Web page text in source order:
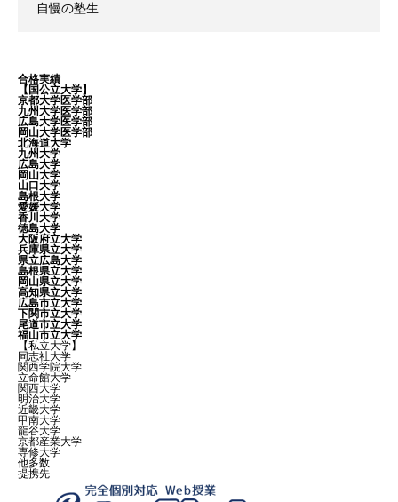
自慢の塾生
合格実績
【国公立大学】
京都大学医学部
九州大学医学部
広島大学医学部
岡山大学医学部
北海道大学
九州大学
広島大学
岡山大学
山口大学
島根大学
愛媛大学
香川大学
徳島大学
大阪府立大学
兵庫県立大学
県立広島大学
島根県立大学
岡山県立大学
高知県立大学
広島市立大学
下関市立大学
尾道市立大学
福山市立大学
【私立大学】
同志社大学
関西学院大学
立命館大学
関西大学
明治大学
近畿大学
甲南大学
龍谷大学
京都産業大学
専修大学
他多数
提携先